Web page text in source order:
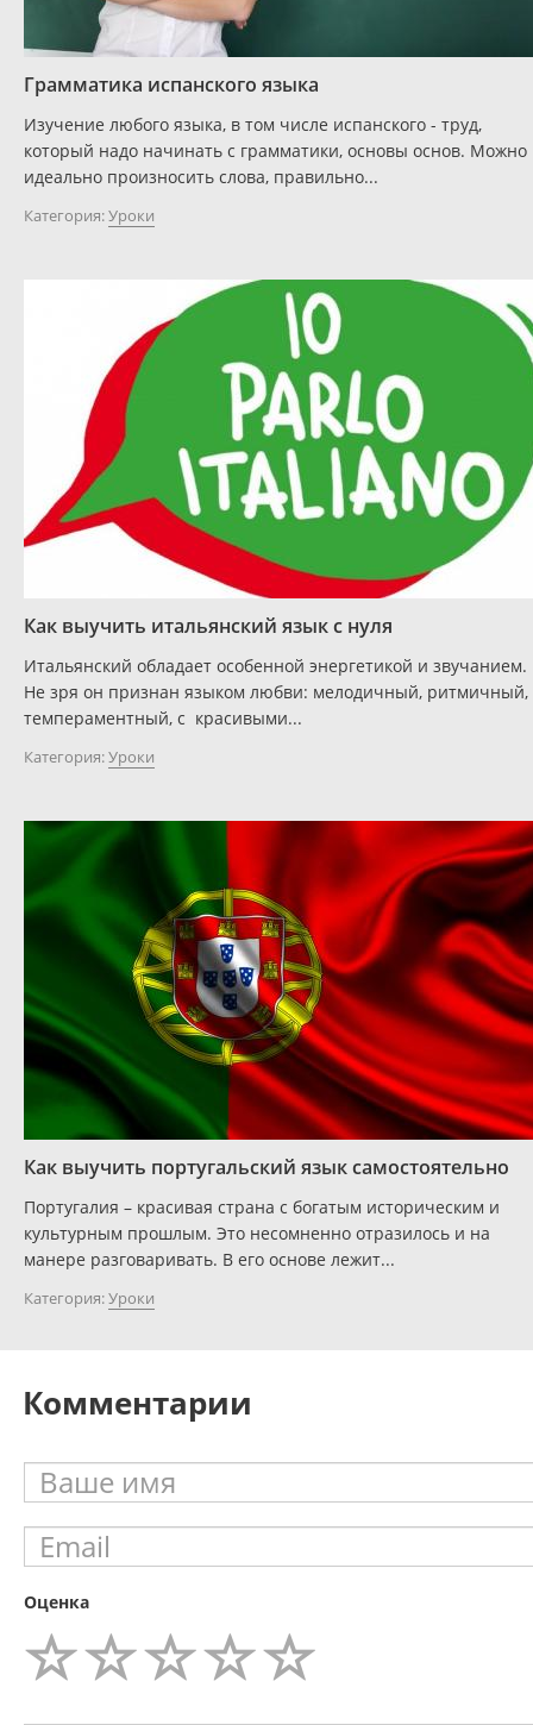
Грамматика испанского языка
Изучение любого языка, в том числе испанского - труд,
который надо начинать с грамматики, основы основ. Можно
идеально произносить слова, правильно...
Категория:Уроки
Как выучить итальянский язык с нуля
Итальянский обладает особенной энергетикой и звучанием.
Не зря он признан языком любви: мелодичный, ритмичный,
темпераментный, с красивыми...
Категория:Уроки
Как выучить португальский язык самостоятельно
Португалия – красивая страна с богатым историческим и
культурным прошлым. Это несомненно отразилось и на
манере разговаривать. В его основе лежит...
Категория:Уроки
Комментарии
Оценка